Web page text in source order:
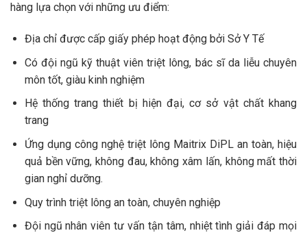
hàng lựa chọn với những ưu điểm:
Địa chỉ được cấp giấy phép hoạt động bởi Sở Y Tế
Có đội ngũ kỹ thuật viên triệt lông, bác sĩ da liễu chuyên
môn tốt, giàu kinh nghiệm
Hệ thống trang thiết bị hiện đại, cơ sở vật chất khang
trang
Ứng dụng công nghệ triệt lông Maitrix DiPL an toàn, hiệu
quả bền vững, không đau, không xâm lấn, không mất thời
gian nghỉ dưỡng.
Quy trình triệt lông an toàn, chuyên nghiệp
Đội ngũ nhân viên tư vấn tận tâm, nhiệt tình giải đáp mọi